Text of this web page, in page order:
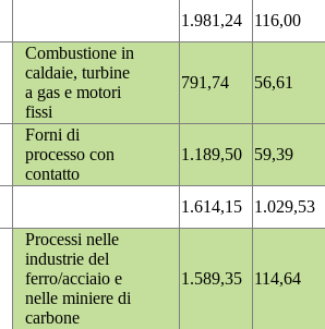
1.981,24
116,00
Combustione in
caldaie, turbine
a gas e motori
fissi
791,74 56,61
Forni di
processo con
contatto
1.189,50 59,39
1.614,15
1.029,53
Processi nelle
industrie del
ferro/acciaio e
nelle miniere di
carbone
1.589,35 114,64